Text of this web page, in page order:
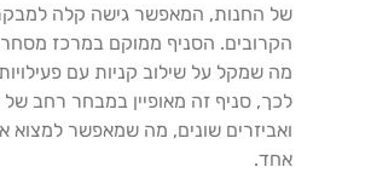
של החנות, המאפשר גישה קלה
הקרובים. הסניף ממוקם במרכז מסחרי
מה שמקל על שילוב קניות עם
לכך, סניף זה מאופיין במבחר רחב של
ואביזרים שונים, מה שמאפשר
אחד.